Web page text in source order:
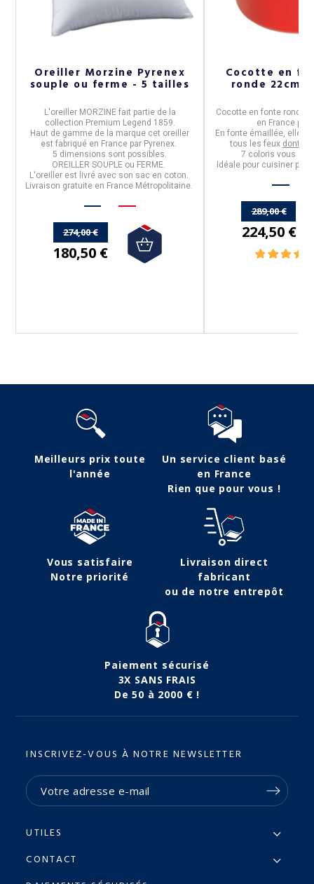
Oreiller Morzine Pyrenex
souple ou ferme - 5 tailles
L'oreiller MORZINE fait partie de la
collection Premium Legend 1859
Haut de gamme de la marque cet oreiller
est fabriqué en France par Pyrenex
5 dimensions sont possibles.
OREILLER SOUPLE ou FERME.
L'oreiller est livré avec son sac en coton.
Livraison gratuite en France Métropolitaine.
274,00 €
180,50 €
Cocotte en
ronde 22cm
Cocotte en fonte ronde
en France par
En fonte émaillée, elle
tous les feux dont
7 coloris vous
Idéale pour cuisiner pour
289,00 €
224,50 €
Meilleurs prix toute
l'année
Un service client basé
en France
Rien que pour vous !
Vous satisfaire
Notre priorité
Livraison direct
fabricant
ou de notre entrepôt
Paiement sécurisé
3X SANS FRAIS
De 50 à 2000 € !
INSCRIVEZ-VOUS À NOTRE NEWSLETTER
UTILES
CONTACT